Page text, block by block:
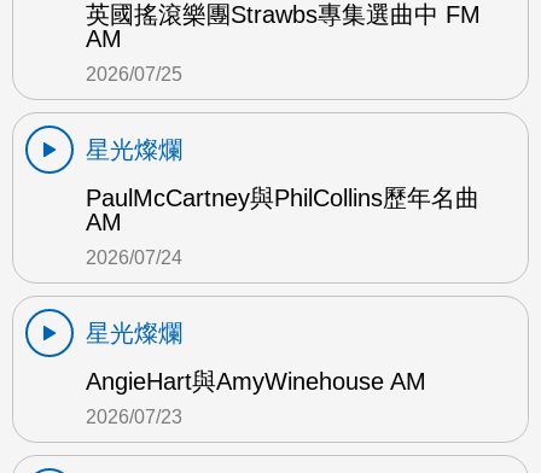
英國搖滾樂團Strawbs專集選曲中 FM
AM
2026/07/25
星光燦爛
PaulMcCartney與PhilCollins歷年名曲
AM
2026/07/24
星光燦爛
AngieHart與AmyWinehouse AM
2026/07/23